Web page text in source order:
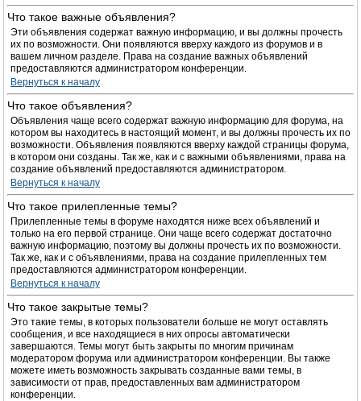
Что такое важные объявления?
Эти объявления содержат важную информацию, и вы должны прочесть
их по возможности. Они появляются вверху каждого из форумов и в
вашем личном разделе. Права на создание важных объявлений
предоставляются администратором конференции.
Вернуться к началу
Что такое объявления?
Объявления чаще всего содержат важную информацию для форума, на
котором вы находитесь в настоящий момент, и вы должны прочесть их по
возможности. Объявления появляются вверху каждой страницы форума,
в котором они созданы. Так же, как и с важными объявлениями, права на
создание объявлений предоставляются администратором.
Вернуться к началу
Что такое прилепленные темы?
Прилепленные темы в форуме находятся ниже всех объявлений и
только на его первой странице. Они чаще всего содержат достаточно
важную информацию, поэтому вы должны прочесть их по возможности.
Так же, как и с объявлениями, права на создание прилепленных тем
предоставляются администратором конференции.
Вернуться к началу
Что такое закрытые темы?
Это такие темы, в которых пользователи больше не могут оставлять
сообщения, и все находящиеся в них опросы автоматически
завершаются. Темы могут быть закрыты по многим причинам
модератором форума или администратором конференции. Вы также
можете иметь возможность закрывать созданные вами темы, в
зависимости от прав, предоставленных вам администратором
конференции.